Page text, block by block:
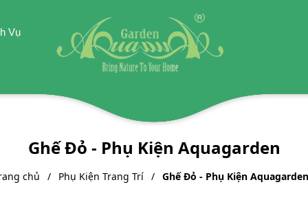
Vụ
Ghế Đỏ - Phụ Kiện Aquagarden
chủ Phụ Kiện Trang Trí Ghế Đỏ - Phụ Kiện Aquagarden